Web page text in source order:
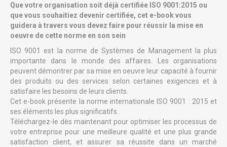
Que votre organisation soit déjà certifiée ISO 9001:2015 ou
que vous souhaitiez devenir certifiée, cet e-book vous
guidera à travers vous devez faire pour réussir la mise en
oeuvre de cette norme en son sein
ISO 9001 est la norme de Systèmes de Management la plus
importante dans le monde des affaires. Les organisations
peuvent démontrer par sa mise en oeuvre leur capacité à fournir
des produits ou des services selon certaines exigences et à
satisfaire les besoins de leurs clients.
Cet e-book présente la norme internationale ISO 9001 : 2015 et
ses éléments les plus significatifs.
Téléchargez-le dès maintenant pour optimiser les processus de
votre entreprise pour une meilleure qualité et une plus grande
satisfaction client, et assurer sa réussite dans un marché